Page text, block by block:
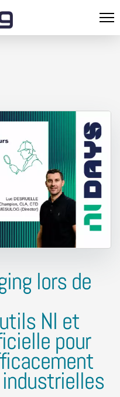
lors de
NI et
pour